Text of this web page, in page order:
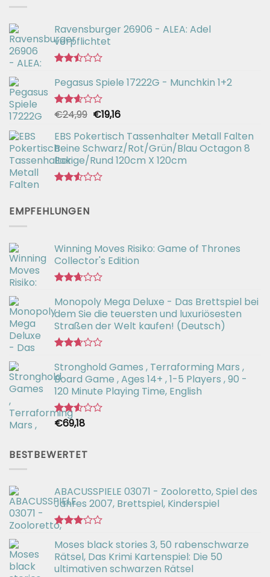
Ravensburger 26906 - ALEA: Adel
verpflichtet
mit
2.49
von 5
Pegasus Spiele 17222G - Munchkin 1+2
Bewertet
2.57
von 5
€24,99 Ursprünglicher
war:
€24,99
€19,16Aktueller
ist:
€19,16.
EBS Pokertisch Tassenhalter Metall Falten
Beine Schwarz/Rot/Grün/Blau Octagon 8
Eckige/Rund 120cm X 120cm
2.51
EMPFEHLUNGEN
Winning Moves Risiko: Game of Thrones
Collector's Edition
mit
2.66
von 5
Monopoly Mega Deluxe - Das Brettspiel bei
dem Sie die teuersten und luxuriösesten
Straßen der Welt kaufen! (Deutsch)
mit
2.64
von 5
Stronghold Games , Terraforming Mars ,
Board Game , Ages 14+ , 1-5 Players , 90 -
120 Minute Playing Time, English
Bewertet
von 5
€69,18
BESTBEWERTET
ABACUSSPIELE 03071 - Zooloretto, Spiel des
Jahres 2007, Brettspiel, Kinderspiel
mit
3.02
von 5
Moses black stories 3, 50 rabenschwarze
Rätsel, Das Krimi Kartenspiel: Die 50
ultimativen schwarzen Rätsel